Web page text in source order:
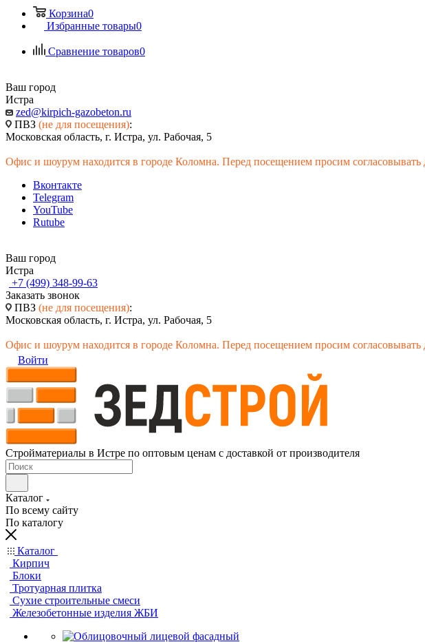
Корзина0
Избранные товары0
Сравнение товаров0
Ваш город
Истра
zed@kirpich-gazobeton.ru
ПВЗ (не для посещения):
Московская область, г. Истра, ул. Рабочая, 5
Офис и шоурум находится в городе Коломна. Перед посещением просим согласовывать
Вконтакте
Telegram
YouTube
Rutube
Ваш город
Истра
+7 (499) 348-99-63
Заказать звонок
ПВЗ (не для посещения):
Московская область, г. Истра, ул. Рабочая, 5
Офис и шоурум находится в городе Коломна. Перед посещением просим согласовывать
Войти
Стройматериалы в Истре по оптовым ценам с доставкой от производителя
Каталог
По всему сайту
По каталогу
Каталог
Кирпич
Блоки
Тротуарная плитка
Сухие строительные смеси
Железобетонные изделия ЖБИ